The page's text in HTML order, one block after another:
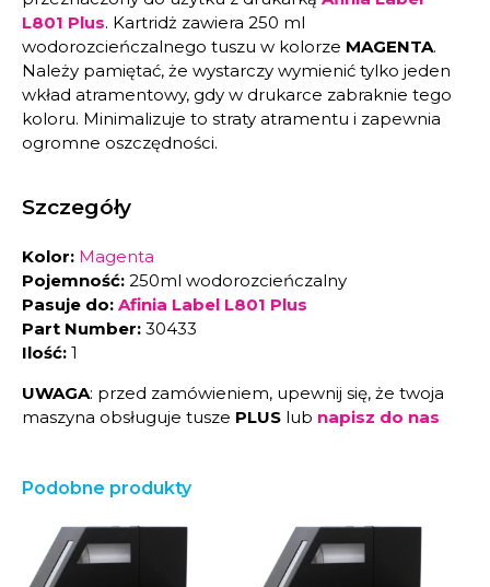
L801 Plus. Kartridż zawiera 250 ml
wodorozcieńczalnego tuszu w kolorze MAGENTA.
Należy pamiętać, że wystarczy wymienić tylko jeden
wkład atramentowy, gdy w drukarce zabraknie tego
koloru. Minimalizuje to straty atramentu i zapewnia
ogromne oszczędności.
Szczegóły
Kolor: Magenta
Pojemność: 250ml wodorozcieńczalny
Pasuje do: Afinia Label L801 Plus
Part Number: 30433
Ilość: 1
UWAGA: przed zamówieniem, upewnij się, że twoja
maszyna obsługuje tusze PLUS lub napisz do nas
Podobne produkty